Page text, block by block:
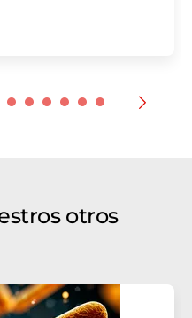
otros